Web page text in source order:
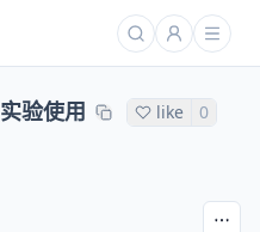
实验使用 like 0